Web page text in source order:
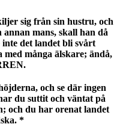
sig från sin hustru, och
mans, skall han då
det landet bli svårt
med många älskare; ändå,
och se där ingen
du suttit och väntat på
och du har orenat landet
*